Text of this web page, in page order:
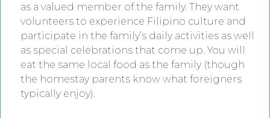
as a valued member of the family. They want
volunteers to experience Filipino culture and
participate in the family’s daily activities as well
as special celebrations that come up. You will
eat the same local food as the family (though
the homestay parents know what foreigners
typically enjoy).